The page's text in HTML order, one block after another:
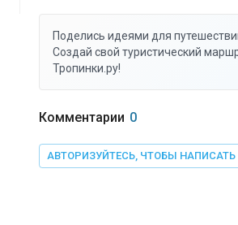
Поделись идеями для
Создай свой туристический
Тропинки.ру!
Комментарии 0
АВТОРИЗУЙТЕСЬ, ЧТОБЫ